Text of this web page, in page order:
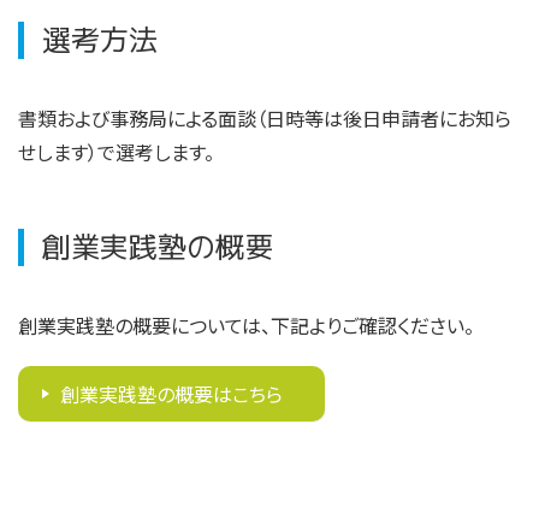
選考方法
書類および事務局による面談（日時等は後日申請者にお知ら
せします）で選考します。
創業実践塾の概要
創業実践塾の概要については、下記よりご確認ください。
創業実践塾の概要はこちら